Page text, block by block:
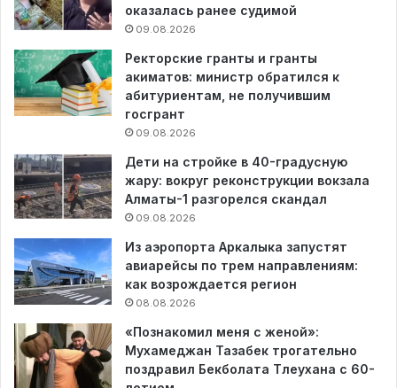
оказалась ранее судимой
09.08.2026
Ректорские гранты и гранты
акиматов: министр обратился к
абитуриентам, не получившим
госгрант
09.08.2026
Дети на стройке в 40-градусную
жару: вокруг реконструкции вокзала
Алматы-1 разгорелся скандал
09.08.2026
Из аэропорта Аркалыка запустят
авиарейсы по трем направлениям:
как возрождается регион
08.08.2026
«Познакомил меня с женой»:
Мухамеджан Тазабек трогательно
поздравил Бекболата Тлеухана с 60-